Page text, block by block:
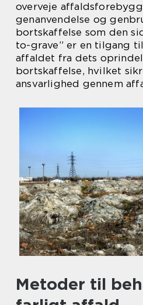
overveje
genanvendelse og
bortskaffelse som den
to-grave” er en tilgang
affaldet fra dets
bortskaffelse, hvilket
ansvarlighed gennem
Metoder til